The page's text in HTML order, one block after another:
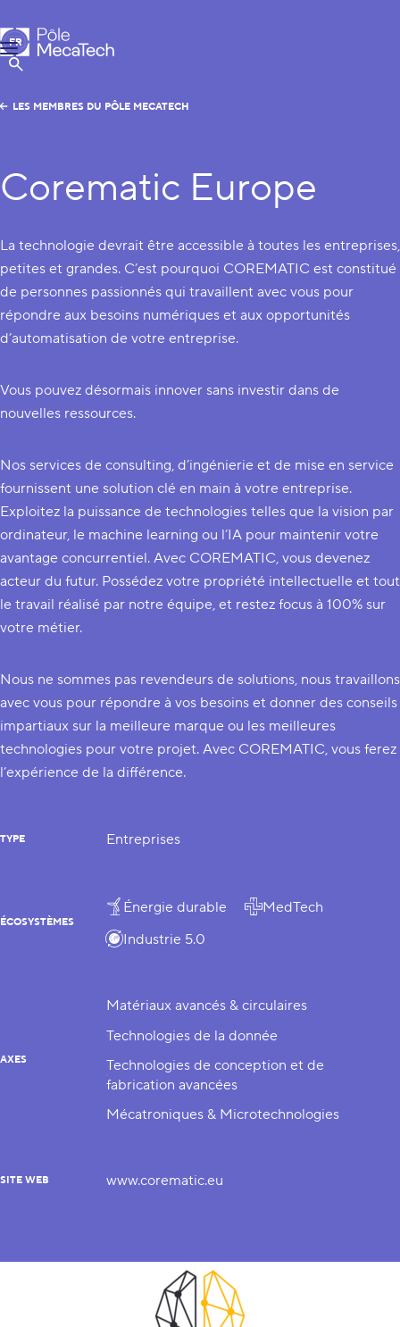
Pôle MecaTech
Menu
Afficher la Recherche
FR
EN
LES MEMBRES DU PÔLE MECATECH
Corematic Europe
La technologie devrait être accessible à toutes les entreprises,
petites et grandes. C’est pourquoi COREMATIC est constitué
de personnes passionnés qui travaillent avec vous pour
répondre aux besoins numériques et aux opportunités
d’automatisation de votre entreprise.
Vous pouvez désormais innover sans investir dans de
nouvelles ressources.
Nos services de consulting, d’ingénierie et de mise en service
fournissent une solution clé en main à votre entreprise.
Exploitez la puissance de technologies telles que la vision par
ordinateur, le machine learning ou l’IA pour maintenir votre
avantage concurrentiel. Avec COREMATIC, vous devenez
acteur du futur. Possédez votre propriété intellectuelle et tout
le travail réalisé par notre équipe, et restez focus à 100% sur
votre métier.
Nous ne sommes pas revendeurs de solutions, nous travaillons
avec vous pour répondre à vos besoins et donner des conseils
impartiaux sur la meilleure marque ou les meilleures
technologies pour votre projet. Avec COREMATIC, vous ferez
l’expérience de la différence.
TYPE Entreprises
ÉCOSYSTÈMES
Énergie durable
MedTech
Industrie 5.0
AXES
Matériaux avancés & circulaires
Technologies de la donnée
Technologies de conception et de
fabrication avancées
Mécatroniques & Microtechnologies
SITE WEB www.corematic.eu